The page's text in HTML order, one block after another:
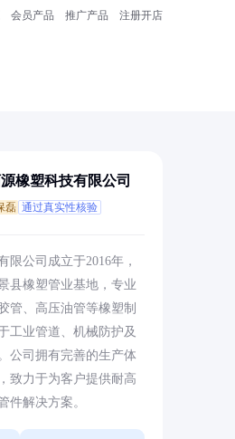
会员产品 推广产品 注册开店
橡塑科技有限公司
磊 通过真实性核验
限公司成立于2016年，
县橡塑管业基地，专业
管、高压油管等橡塑制
工业管道、机械防护及
公司拥有完善的生产体
致力于为客户提供耐高
件解决方案。